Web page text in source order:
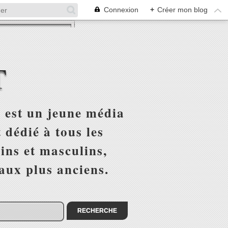
Connexion + Créer mon blog
un jeune média
à tous les
et masculins,
plus anciens.